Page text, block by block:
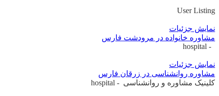
User Listing
نمایش جزئیات
مشاوره خانواده در مرودشت فارس
- hospital
نمایش جزئیات
مشاوره روانشناسی در زرقان فارس
کلینیک مشاوره و روانشناسی - hospital